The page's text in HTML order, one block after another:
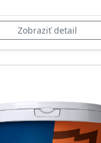
Zobraziť detail